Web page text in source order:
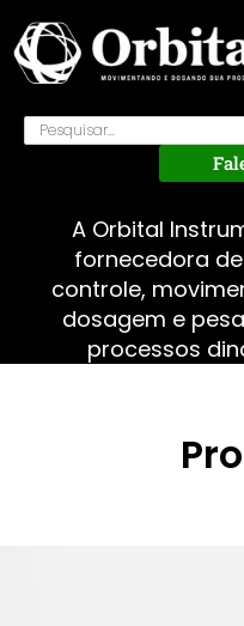
A Orbital
fornecedora
controle,
dosagem e
processos